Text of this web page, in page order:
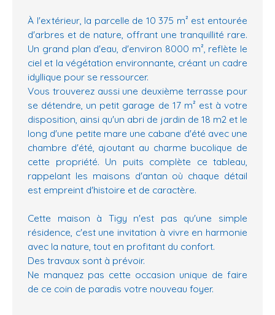
À l'extérieur, la parcelle de 10 375 m² est entourée
d'arbres et de nature, offrant une tranquillité rare.
Un grand plan d'eau, d'environ 8000 m², reflète le
ciel et la végétation environnante, créant un cadre
idyllique pour se ressourcer.
Vous trouverez aussi une deuxième terrasse pour
se détendre, un petit garage de 17 m² est à votre
disposition, ainsi qu'un abri de jardin de 18 m2 et le
long d'une petite mare une cabane d'été avec une
chambre d'été, ajoutant au charme bucolique de
cette propriété. Un puits complète ce tableau,
rappelant les maisons d'antan où chaque détail
est empreint d'histoire et de caractère.
Cette maison à Tigy n'est pas qu'une simple
résidence, c'est une invitation à vivre en harmonie
avec la nature, tout en profitant du confort.
Des travaux sont à prévoir.
Ne manquez pas cette occasion unique de faire
de ce coin de paradis votre nouveau foyer.